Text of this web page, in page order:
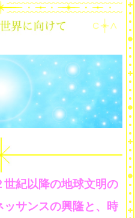
紀以降の地球文明の
サンスの興隆と、時